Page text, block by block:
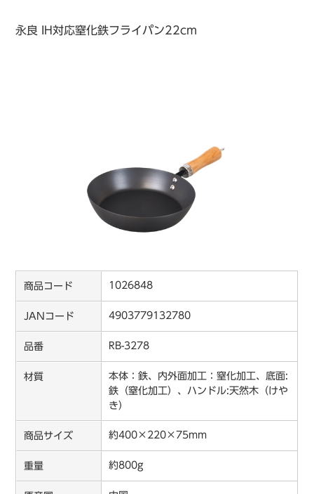
永良 IH対応窒化鉄フライパン22cm
商品コード 1026848
JANコード 4903779132780
品番 RB-3278
材質
本体：鉄、内外面加工：窒化加工、底面:
鉄（窒化加工）、ハンドル:天然木（けや
き）
商品サイズ 約400×220×75mm
重量 約800g